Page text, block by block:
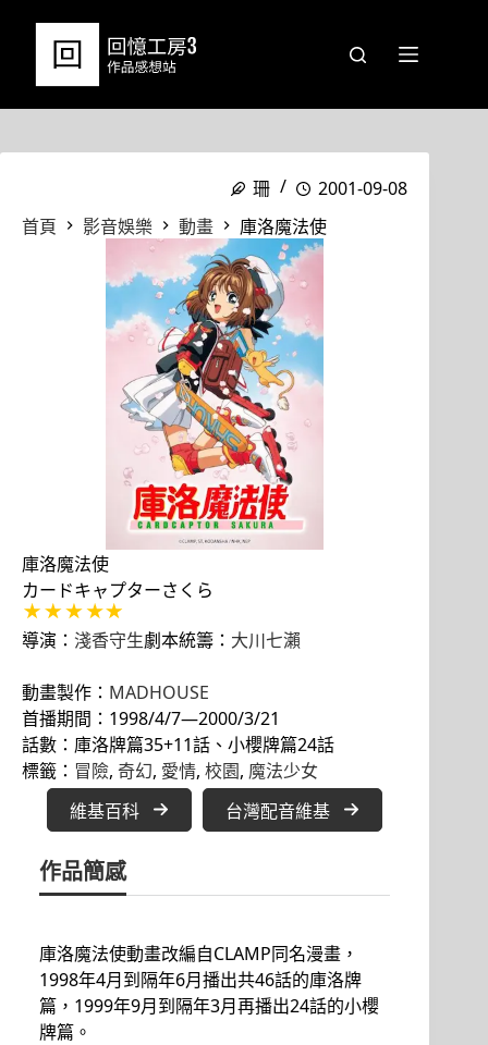
珊
2001-09-08
首頁
影音娛樂 動畫 庫洛魔法使
庫洛魔法使
カードキャプターさくら
導演： 淺香守生劇本統籌： 大川七瀨
動畫製作： MADHOUSE
首播期間：1998/4/7—2000/3/21
話數：庫洛牌篇35+11話、小櫻牌篇24話
標籤： 冒險, 奇幻, 愛情, 校園, 魔法少女
維基百科 台灣配音維基
作品簡感
庫洛魔法使動畫改編自CLAMP同名漫畫，
1998年4月到隔年6月播出共46話的庫洛牌
篇，1999年9月到隔年3月再播出24話的小櫻
牌篇。